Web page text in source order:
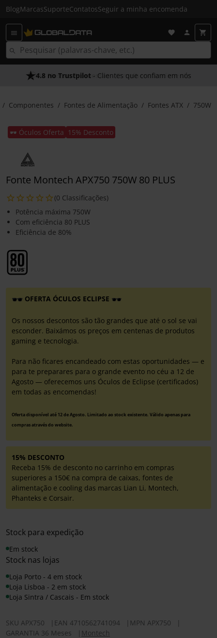
BlogMarcasSuporteContatosSeguir a minha encomenda
4.8 no Trustpilot - Clientes que confiam em nós
Componentes Fontes de Alimentação Fontes ATX 750W
🕶️ Óculos Oferta 15% Desconto
Fonte Montech APX750 750W 80 PLUS
(0 Classificações)
Potência máxima 750W
Com eficiência 80 PLUS
Eficiência de 80%
OFERTA ÓCULOS ECLIPSE
Os nossos descontos são tão grandes que até o sol se vai
esconder. Baixámos os preços em centenas de produtos
gaming e tecnologia.
Para não ficares encandeado com estas oportunidades — e
para te preparares para o grande evento no céu a 12 de
Agosto — oferecemos uns Óculos de Eclipse (certificados)
em todas as encomendas!
Oferta disponível até 12 de Agosto. Limitado ao stock existente. Válido apenas para
compras através do website.
15% DESCONTO
Receba 15% de desconto no carrinho em compras
superiores a 150€ na compra de caixas, fontes de
alimentação e cooling das marcas Lian Li, Montech,
Phanteks e Corsair.
Stock para expedição
Em stock
Stock nas lojas
Loja Porto - 4 em stock
Loja Lisboa - 2 em stock
Loja Sintra / Cascais - Em stock
SKU APX750 EAN 4710562741094 MPN APX750
GARANTIA 36 Meses
Montech